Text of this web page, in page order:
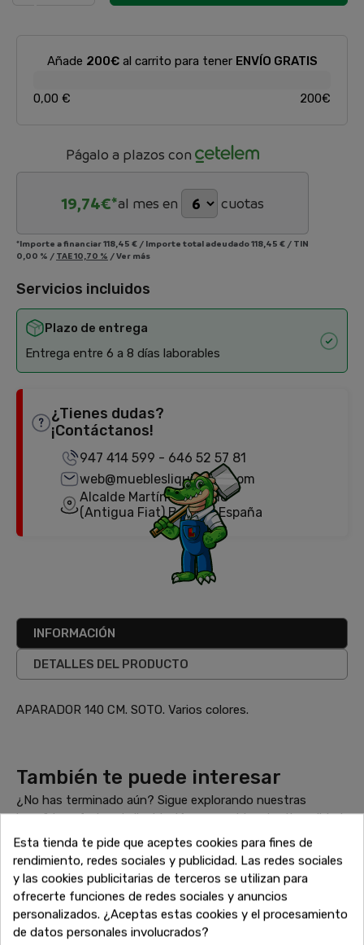
Añade 200€al carrito para tener ENVÍO GRATIS
0,00 € 200€
Págalo a plazos con
19,74€*al mes en cuotas
*Importe a financiar118,45 € / Importe total adeudado118,45 € / TIN
0,00 % / TAE10,70 % /Ver más
Servicios incluidos
Plazo de entrega
Entrega entre 6 a 8 días laborables
¿Tienes dudas?
¡Contáctanos!
947 414 599 - 646 52 57 81
web@mueblesliquidator.com
Alcalde Martín Cobos, 18
(Antigua Fiat) Burgos, España
INFORMACIÓN
DETALLES DEL PRODUCTO
APARADOR 140 CM. SOTO. Varios colores.
También te puede interesar
¿No has terminado aún? Sigue explorando nuestras
increíbles ofertas de liquidación en muebles de alta calidad.
Encuentra más sofás, armarios, mesas y todo lo que
necesitas para completar tu hogar a precios inigualables.
¡Sigue comprando y aprovecha estos descuentos
exclusivos antes de que se agoten!
Esta tienda te pide que aceptes cookies para fines de
rendimiento, redes sociales y publicidad. Las redes sociales
y las cookies publicitarias de terceros se utilizan para
ofrecerte funciones de redes sociales y anuncios
personalizados. ¿Aceptas estas cookies y el procesamiento
de datos personales involucrados?